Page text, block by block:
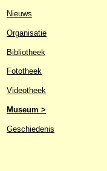
Nieuws
Organisatie
Bibliotheek
Fototheek
Videotheek
Museum >
Geschiedenis